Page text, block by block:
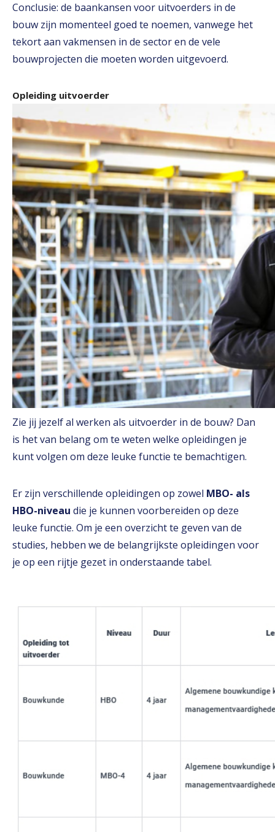
Conclusie: de baankansen voor uitvoerders in de
bouw zijn momenteel goed te noemen, vanwege het
tekort aan vakmensen in de sector en de vele
bouwprojecten die moeten worden uitgevoerd.
Opleiding uitvoerder
Zie jij jezelf al werken als uitvoerder in de bouw? Dan
is het van belang om te weten welke opleidingen je
kunt volgen om deze leuke functie te bemachtigen.
Er zijn verschillende opleidingen op zowel MBO- als
HBO-niveau die je kunnen voorbereiden op deze
leuke functie. Om je een overzicht te geven van de
studies, hebben we de belangrijkste opleidingen voor
je op een rijtje gezet in onderstaande tabel.